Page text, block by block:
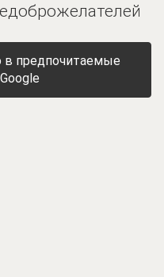
предпочитаемые